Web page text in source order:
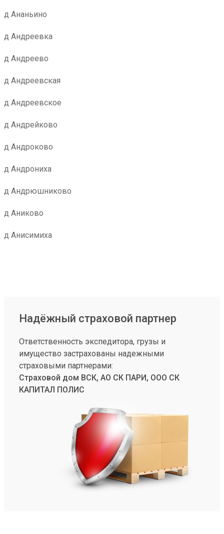
д Ананьино
д Андреевка
д Андреево
д Андреевская
д Андреевское
д Андрейково
д Андроково
д Андрониха
д Андрюшниково
д Аниково
д Анисимиха
Надёжный страховой партнер
Ответственность экспедитора, грузы и
имущество застрахованы надежными
страховыми партнерами:
Страховой дом ВСК, АО СК ПАРИ, ООО СК
КАПИТАЛ ПОЛИС